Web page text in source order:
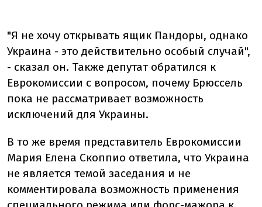
"Я не хочу открывать ящик Пандоры, однако
Украина - это действительно особый случай",
- сказал он. Также депутат обратился к
Еврокомиссии с вопросом, почему Брюссель
пока не рассматривает возможность
исключений для Украины.
В то же время представитель Еврокомиссии
Мария Елена Скоппио ответила, что Украина
не является темой заседания и не
комментировала возможность применения